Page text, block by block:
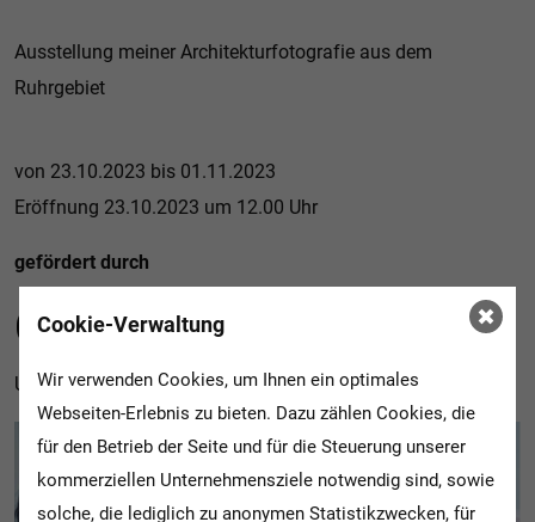
Ausstellung meiner Architekturfotografie aus dem
Ruhrgebiet
von 23.10.2023 bis 01.11.2023
Eröffnung 23.10.2023 um 12.00 Uhr
gefördert durch
City of Future
Urbane Fotografie
Cookie-Verwaltung
Wir verwenden Cookies, um Ihnen ein optimales
Webseiten-Erlebnis zu bieten. Dazu zählen Cookies, die
für den Betrieb der Seite und für die Steuerung unserer
kommerziellen Unternehmensziele notwendig sind, sowie
solche, die lediglich zu anonymen Statistikzwecken, für